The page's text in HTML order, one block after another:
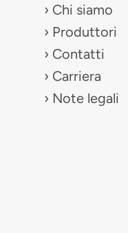
Chi siamo
Produttori
Contatti
Carriera
Note legali